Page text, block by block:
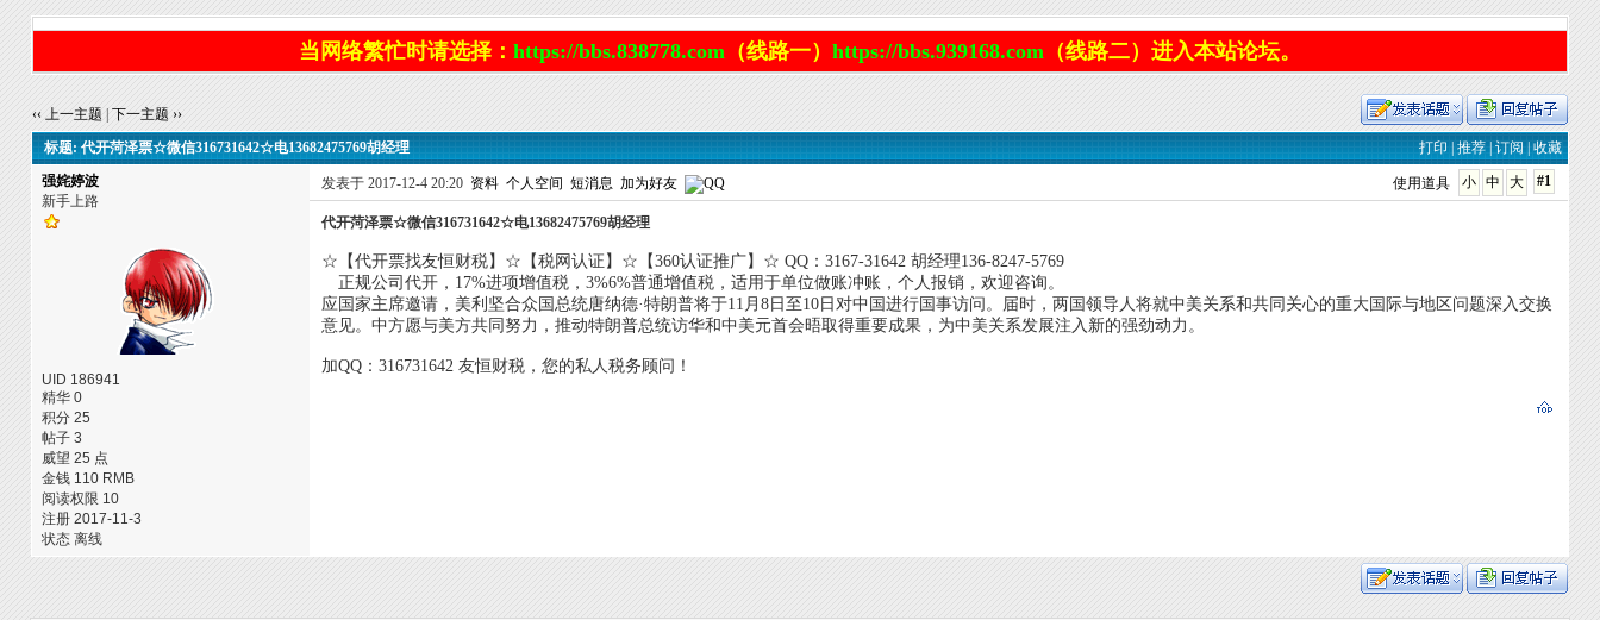
当网络繁忙时请选择： https://bbs.838778.com（线路一） https://bbs.939168.com（线路二）进入本站论坛。
‹‹ 上一主题
下一主题 ››
打印
推荐| 订阅 收藏
标题: 代开菏泽票☆微信316731642☆电13682475769胡经理
强姹婷波
新手上路
UID 186941
精华 0
积分 25
帖子 3
威望 25 点
金钱 110 RMB
阅读权限 10
注册 2017-11-3
状态 离线
#1
大
中
小
使用道具
发表于 2017-12-4 20:20 资料 个人空间 短消息 加为好友
代开菏泽票☆微信316731642☆电13682475769胡经理
☆【代开票找友恒财税】☆【税网认证】☆【360认证推广】☆ QQ：3167-31642 胡经理136-8247-5769
正规公司代开，17%进项增值税，3%6%普通增值税，适用于单位做账冲账，个人报销，欢迎咨询。
应国家主席邀请，美利坚合众国总统唐纳德·特朗普将于11月8日至10日对中国进行国事访问。届时，两国领导人将就中美关系和共同关心的重大国际与地区问题深入交换
意见。中方愿与美方共同努力，推动特朗普总统访华和中美元首会晤取得重要成果，为中美关系发展注入新的强劲动力。
加QQ：316731642 友恒财税，您的私人税务顾问！